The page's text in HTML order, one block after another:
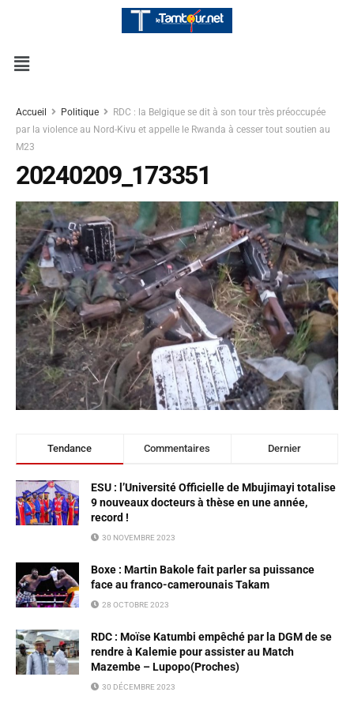
Accueil Politique
RDC : la Belgique se dit à son tour très préoccupée
par la violence au Nord-Kivu et appelle le Rwanda à cesser tout soutien au
M23
20240209_173351
Tendance Commentaires Dernier
ESU : l’Université Officielle de Mbujimayi totalise
9 nouveaux docteurs à thèse en une année,
record !
30 NOVEMBRE 2023
Boxe : Martin Bakole fait parler sa puissance
face au franco-camerounais Takam
28 OCTOBRE 2023
RDC : Moïse Katumbi empêché par la DGM de se
rendre à Kalemie pour assister au Match
Mazembe – Lupopo(Proches)
30 DÉCEMBRE 2023